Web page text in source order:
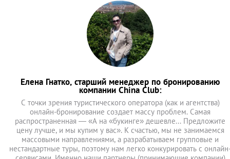
Елена Гнатко, старший менеджер по бронированию
компании China Club:
C точки зрения туристического оператора (как и агентства)
онлайн-бронирование создает массу проблем. Самая
распространенная — «А на «букинге» дешевле... Предложите
цену лучше, и мы купим у вас». К счастью, мы не занимаемся
массовыми направлениями, а разрабатываем групповые и
нестандартные туры, поэтому нам легко конкурировать с